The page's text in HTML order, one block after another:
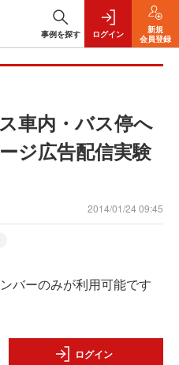
事例を探す ログイン
新規
会員登録
車内・バス停へ
ジ広告配信実験
2014/01/24 09:45
バーのみが利用可能です
ログイン